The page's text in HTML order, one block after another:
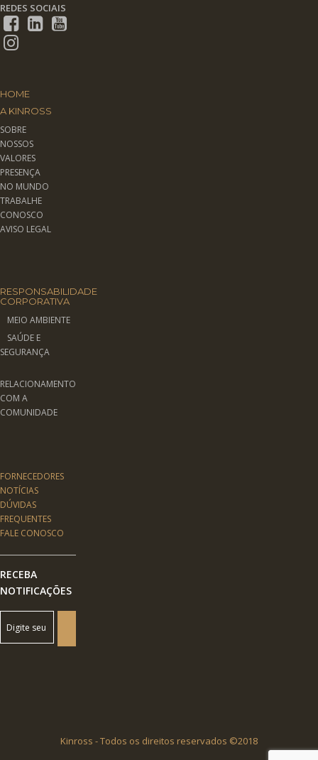
REDES SOCIAIS
HOME
A KINROSS
SOBRE
NOSSOS
VALORES
PRESENÇA
NO MUNDO
TRABALHE
CONOSCO
AVISO LEGAL
RESPONSABILIDADE
CORPORATIVA
MEIO AMBIENTE
SAÚDE E
SEGURANÇA
RELACIONAMENTO
COM A
COMUNIDADE
FORNECEDORES
NOTÍCIAS
DÚVIDAS
FREQUENTES
FALE CONOSCO
RECEBA
NOTIFICAÇÕES
Kinross - Todos os direitos reservados ©2018